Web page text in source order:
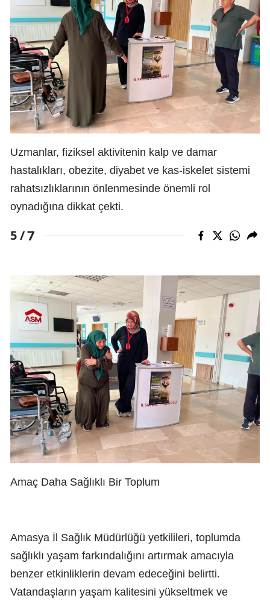
Uzmanlar, fiziksel aktivitenin kalp ve damar
hastalıkları, obezite, diyabet ve kas-iskelet sistemi
rahatsızlıklarının önlenmesinde önemli rol
oynadığına dikkat çekti.
5 /7
Amaç Daha Sağlıklı Bir Toplum
Amasya İl Sağlık Müdürlüğü yetkilileri, toplumda
sağlıklı yaşam farkındalığını artırmak amacıyla
benzer etkinliklerin devam edeceğini belirtti.
Vatandaşların yaşam kalitesini yükseltmek ve